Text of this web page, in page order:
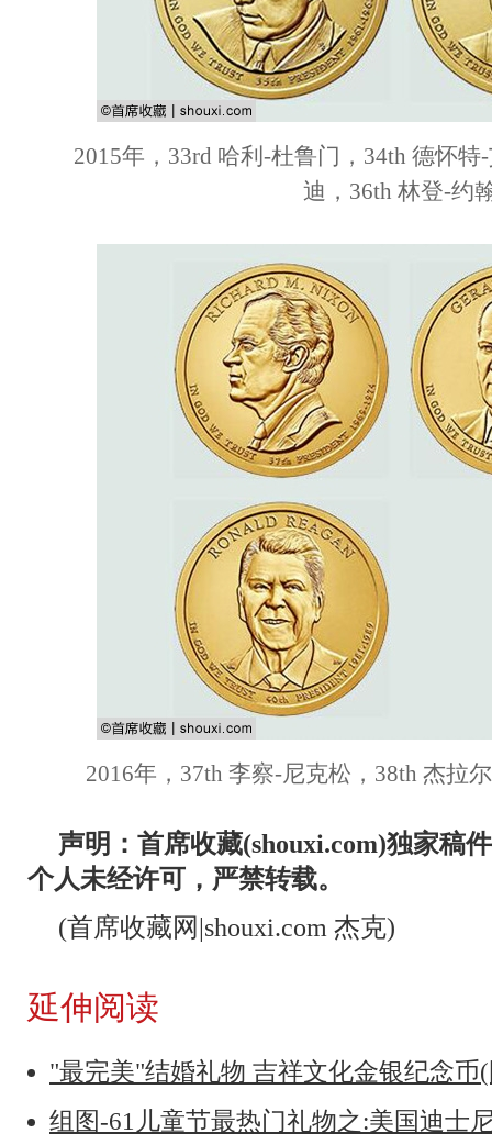
2015年，33rd 哈利-杜鲁门，34th 德怀
迪，36th 林登-约
2016年，37th 李察-尼克松，38th 杰拉
声明：首席收藏(shouxi.com)独家稿
个人未经许可，严禁转载。
(首席收藏网|shouxi.com 杰克)
延伸阅读
"最完美"结婚礼物 吉祥文化金银纪念
组图-61儿童节最热门礼物之:美国迪士